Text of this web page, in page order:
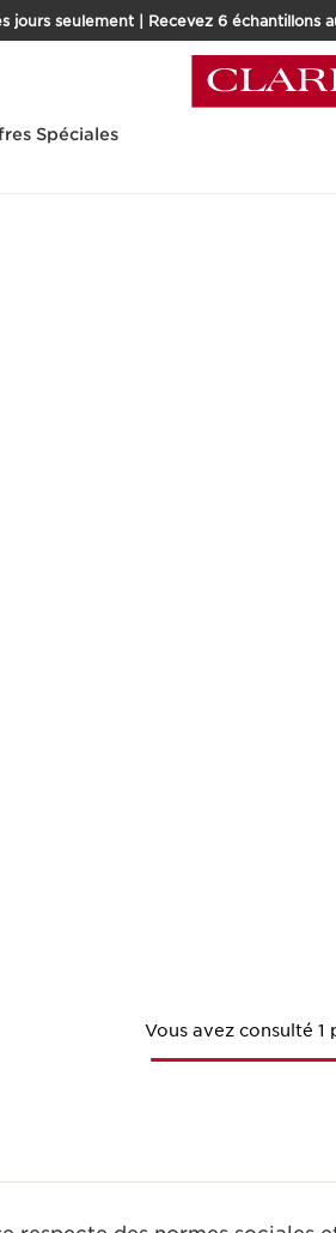
jours seulement | Recevez 6 échantillons
Spéciales
Vous avez consulté 1